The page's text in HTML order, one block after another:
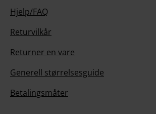
Hjelp/FAQ
Returvilkår
Returner en vare
Generell størrelsesguide
Betalingsmåter